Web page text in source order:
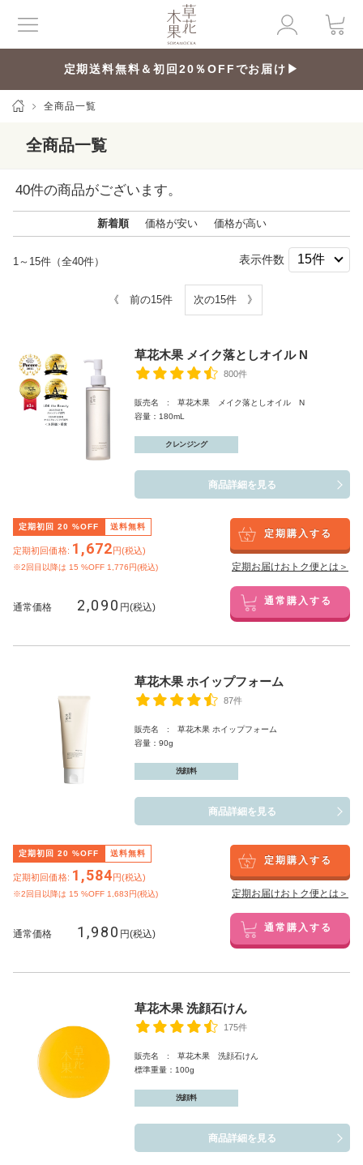
定期送料無料＆初回20％OFFでお届け▶
全商品一覧
全商品一覧
40件の商品がございます。
新着順 価格が安い 価格が高い
1～15件（全40件） 表示件数
《 前の15件 次の15件 》
草花木果 メイク落としオイル N
800件
販売名 : 草花木果 メイク落としオイル N
容量：180mL
クレンジング
商品詳細を見る
定期初回 20 %OFF 送料無料
定期初回価格: 1,672円(税込)
※2回目以降は 15 %OFF 1,776円(税込)
定期購入する
定期お届けおトク便とは＞
通常価格 2,090 円(税込) 通常購入する
草花木果 ホイップフォーム
87件
販売名 : 草花木果 ホイップフォーム
容量：90g
洗顔料
商品詳細を見る
定期初回 20 %OFF 送料無料
定期初回価格: 1,584円(税込)
※2回目以降は 15 %OFF 1,683円(税込)
定期購入する
定期お届けおトク便とは＞
通常価格 1,980 円(税込) 通常購入する
草花木果 洗顔石けん
175件
販売名 : 草花木果 洗顔石けん
標準重量：100g
洗顔料
商品詳細を見る